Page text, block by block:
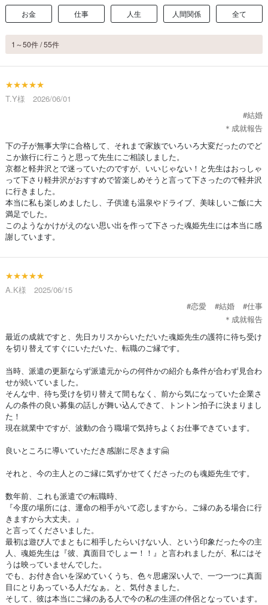
お金 仕事 人生 人間関係 全て
1～50件 / 55件
★★★★★
T.Y様 2026/06/01
#結婚
＊成就報告
下の子が無事大学に合格して、それまで家族でいろいろ大変だったのでど
こか旅行に行こうと思って先生にご相談しました。
京都と軽井沢とで迷っていたのですが、いいじゃない！と先生はおっしゃ
って下さり軽井沢がおすすめで皆楽しめそうと言って下さったので軽井沢
に行きました。
本当に私も楽しめましたし、子供達も温泉やドライブ、美味しいご飯に大
満足でした。
このようなかけがえのない思い出を作って下さった魂姫先生には本当に感
謝しています。
★★★★★
A.K様 2025/06/15
#恋愛
#結婚
#仕事
＊成就報告
最近の成就ですと、先日カリスからいただいた魂姫先生の護符に待ち受け
を切り替えてすぐにいただいた、転職のご縁です。
当時、派遣の更新ならず派遣元からの何件かの紹介も条件が合わず見合わ
せが続いていました。
そんな中、待ち受けを切り替えて間もなく、前から気になっていた企業さ
んの条件の良い募集の話しが舞い込んできて、トントン拍子に決まりまし
た！
現在就業中ですが、波動の合う職場で気持ちよくお仕事できています。
良いところに導いていただき感謝に尽きます🤗
それと、今の主人とのご縁に気ずかせてくださったのも魂姫先生です。
数年前、これも派遣での転職時、
『今度の場所には、運命の相手がいて恋しますから。ご縁のある場合に行
きますから大丈夫。』
と言ってくださいました。
最初は遊び人でまともに相手したらいけない人、という印象だった今の主
人、魂姫先生は『彼、真面目でしょー！！』と言われましたが、私にはそ
うは映っていませんでした。
でも、お付き合いを深めていくうち、色々思慮深い人で、一つ一つに真面
目にとりあっている人だなぁ。と、気付きました。
そして、彼は本当にご縁のある人で今の私の生涯の伴侶となっています。